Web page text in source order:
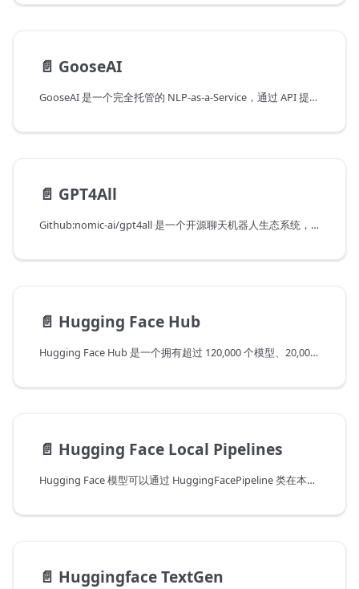
📄️ GooseAI
GooseAI 是一个完全托管的 NLP-as-a-Service，通过 API 提供。GooseAI 提供对这些模型的访问。
📄️ GPT4All
Github:nomic-ai/gpt4all 是一个开源聊天机器人生态系统，它使用大量的干净助手数据进行训练，包括代码、故事和对话。
📄️ Hugging Face Hub
Hugging Face Hub 是一个拥有超过 120,000 个模型、20,000 个数据集和 50,000 个演示应用程序（Spaces）的平台，所有这些都是开源的，公开可用的，在这个在线平台上，人们可以轻松地协作和构建机器学习模型。
📄️ Hugging Face Local Pipelines
Hugging Face 模型可以通过 HuggingFacePipeline 类在本地运行。
📄️ Huggingface TextGen